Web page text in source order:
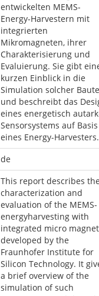
entwickelten MEMS-
Energy-Harvestern mit
integrierten
Mikromagneten, ihrer
Charakterisierung und
Evaluierung. Sie gibt
kurzen Einblick in die
Simulation solcher
und beschreibt das
eines energetisch
Sensorsystems auf Basis
eines Energy-Harvesters.
de
This report describes
characterization and
evaluation of the MEMS-
energyharvesting with
integrated micro
developed by the
Fraunhofer Institute for
Silicon Technology. It
a brief overview of the
simulation of such